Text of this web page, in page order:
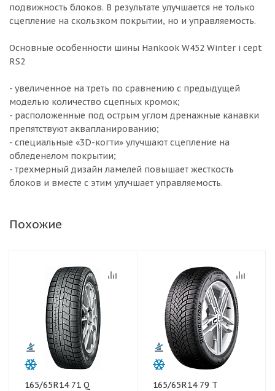
подвижность блоков. В результате улучшается не только
сцепление на скользком покрытии, но и управляемость.
Основные особенности шины Hankook W452 Winter i cept
RS2
- увеличенное на треть по сравнению с предыдущей
моделью количество сцепных кромок;
- расположенные под острым углом дренажные канавки
препятствуют аквапланированию;
- специальные «3D-когти» улучшают сцепление на
обледенелом покрытии;
- трехмерный дизайн ламелей повышает жесткость
блоков и вместе с этим улучшает управляемость.
Похожие
165/65R14 71 Q
165/65R14 79 T